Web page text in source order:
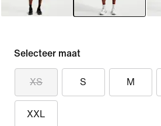
Selecteer maat
XS S M
XXL